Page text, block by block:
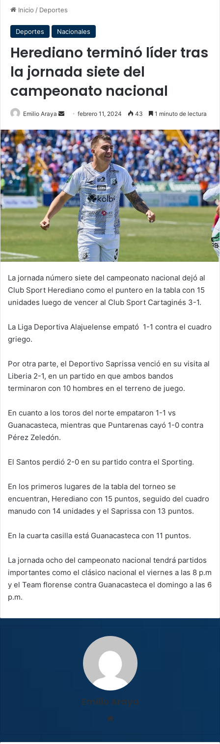
Inicio / Deportes
Deportes Nacionales
Herediano terminó líder tras
la jornada siete del
campeonato nacional
Emilio Araya
Send
email
febrero 11, 2024 43 1 minuto de lectura
La jornada número siete del campeonato nacional dejó al
Club Sport Herediano como el puntero en la tabla con 15
unidades luego de vencer al Club Sport Cartaginés 3-1.
La Liga Deportiva Alajuelense empató 1-1 contra el cuadro
griego.
Por otra parte, el Deportivo Saprissa venció en su visita al
Liberia 2-1, en un partido en que ambos bandos
terminaron con 10 hombres en el terreno de juego.
En cuanto a los toros del norte empataron 1-1 vs
Guanacasteca, mientras que Puntarenas cayó 1-0 contra
Pérez Zeledón.
El Santos perdió 2-0 en su partido contra el Sporting.
En los primeros lugares de la tabla del torneo se
encuentran, Herediano con 15 puntos, seguido del cuadro
manudo con 14 unidades y el Saprissa con 13 puntos.
En la cuarta casilla está Guanacasteca con 11 puntos.
La jornada ocho del campeonato nacional tendrá partidos
importantes como el clásico nacional el viernes a las 8 p.m
y el Team florense contra Guanacasteca el domingo a las 6
p.m.
Emilio Araya